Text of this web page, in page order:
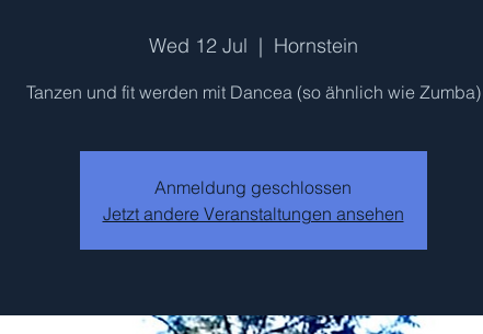
Wed 12 Jul
  |
Hornstein
Tanzen und fit werden mit Dancea (so ähnlich wie Zumba)
Anmeldung geschlossen
Jetzt andere Veranstaltungen ansehen